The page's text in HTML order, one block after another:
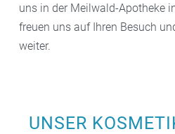
uns in der Meilwald-Apotheke
freuen uns auf Ihren Besuch
weiter.
UNSER